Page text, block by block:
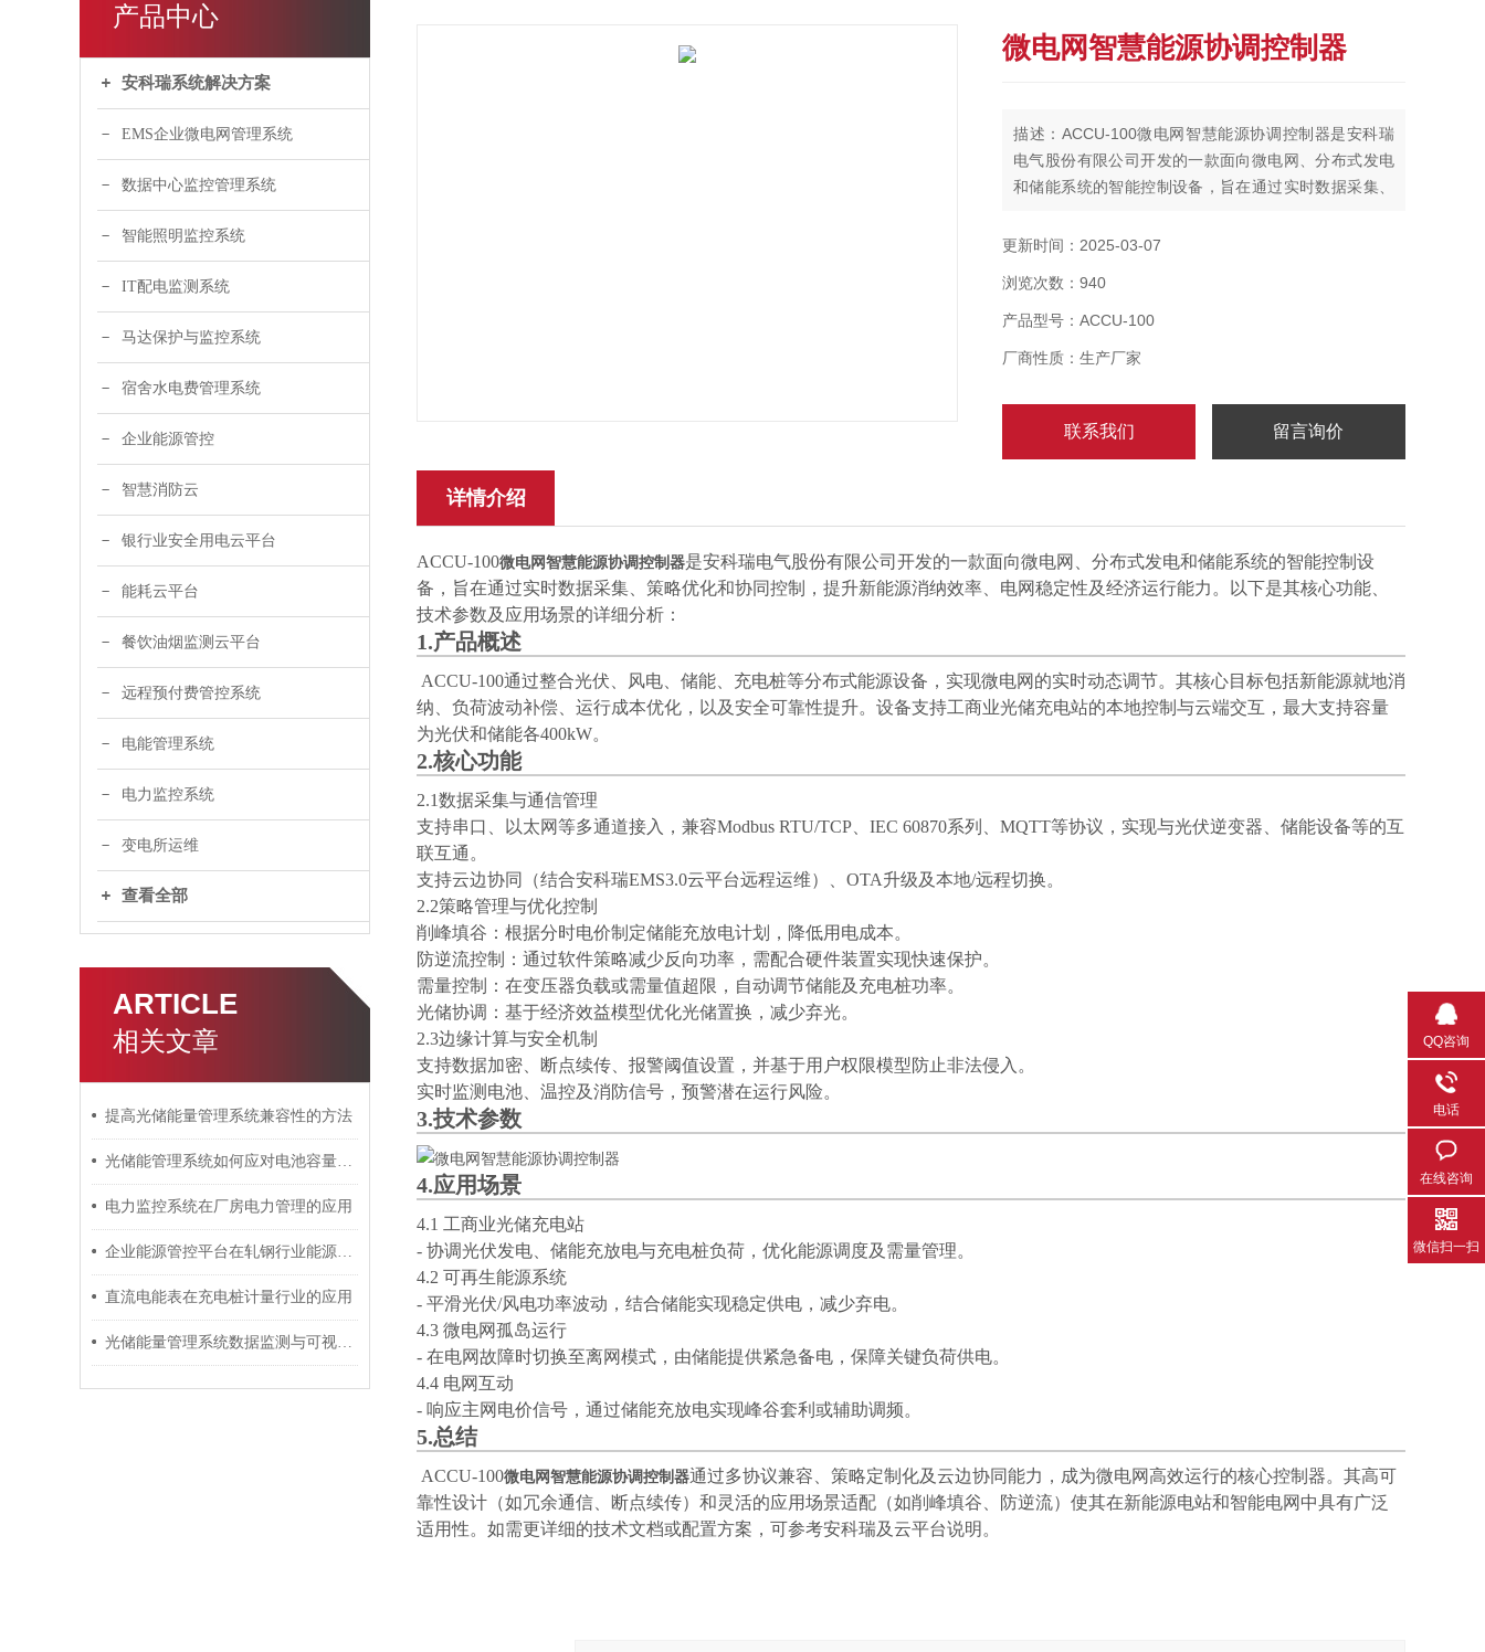
产品中心
安科瑞系统解决方案
EMS企业微电网管理系统
数据中心监控管理系统
智能照明监控系统
IT配电监测系统
马达保护与监控系统
宿舍水电费管理系统
企业能源管控
智慧消防云
银行业安全用电云平台
能耗云平台
餐饮油烟监测云平台
远程预付费管控系统
电能管理系统
电力监控系统
变电所运维
查看全部
ARTICLE
相关文章
提高光储能量管理系统兼容性的方法
光储能管理系统如何应对电池容量不足？
电力监控系统在厂房电力管理的应用
企业能源管控平台在轧钢行业能源管理中的应用
直流电能表在充电桩计量行业的应用
光储能量管理系统数据监测与可视化的价值与实践
微电网智慧能源协调控制器
描述：ACCU-100微电网智慧能源协调控制器是安科瑞
电气股份有限公司开发的一款面向微电网、分布式发电
和储能系统的智能控制设备，旨在通过实时数据采集、
性及经济运行能力。
更新时间：2025-03-07
浏览次数：940
产品型号：ACCU-100
厂商性质：生产厂家
联系我们 留言询价
详情介绍
ACCU-100微电网智慧能源协调控制器是安科瑞电气股份有限公司开发的一款面向微电网、分布式发电和储能系统的智能控制设
备，旨在通过实时数据采集、策略优化和协同控制，提升新能源消纳效率、电网稳定性及经济运行能力。以下是其核心功能、
技术参数及应用场景的详细分析：
1.产品概述
ACCU-100通过整合光伏、风电、储能、充电桩等分布式能源设备，实现微电网的实时动态调节。其核心目标包括新能源就地消
纳、负荷波动补偿、运行成本优化，以及安全可靠性提升。设备支持工商业光储充电站的本地控制与云端交互，最大支持容量
为光伏和储能各400kW。
2.核心功能
2.1数据采集与通信管理
支持串口、以太网等多通道接入，兼容Modbus RTU/TCP、IEC 60870系列、MQTT等协议，实现与光伏逆变器、储能设备等的互
联互通。
支持云边协同（结合安科瑞EMS3.0云平台远程运维）、OTA升级及本地/远程切换。
2.2策略管理与优化控制
削峰填谷：根据分时电价制定储能充放电计划，降低用电成本。
防逆流控制：通过软件策略减少反向功率，需配合硬件装置实现快速保护。
需量控制：在变压器负载或需量值超限，自动调节储能及充电桩功率。
光储协调：基于经济效益模型优化光储置换，减少弃光。
2.3边缘计算与安全机制
支持数据加密、断点续传、报警阈值设置，并基于用户权限模型防止非法侵入。
实时监测电池、温控及消防信号，预警潜在运行风险。
3.技术参数
4.应用场景
4.1 工商业光储充电站
- 协调光伏发电、储能充放电与充电桩负荷，优化能源调度及需量管理。
4.2 可再生能源系统
- 平滑光伏/风电功率波动，结合储能实现稳定供电，减少弃电。
4.3 微电网孤岛运行
- 在电网故障时切换至离网模式，由储能提供紧急备电，保障关键负荷供电。
4.4 电网互动
- 响应主网电价信号，通过储能充放电实现峰谷套利或辅助调频。
5.总结
ACCU-100微电网智慧能源协调控制器通过多协议兼容、策略定制化及云边协同能力，成为微电网高效运行的核心控制器。其高可
靠性设计（如冗余通信、断点续传）和灵活的应用场景适配（如削峰填谷、防逆流）使其在新能源电站和智能电网中具有广泛
适用性。如需更详细的技术文档或配置方案，可参考安科瑞及云平台说明。
QQ咨询
电话
在线咨询
微信扫一扫